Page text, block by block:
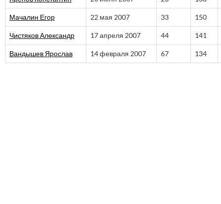
Мачалин Егор 22 мая 2007 33 150
Чистяков Александр 17 апреля 2007 44 141
Вандышев Ярослав 14 февраля 2007 67 134